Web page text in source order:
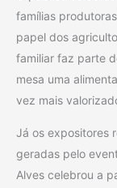
famílias
papel dos
familiar faz parte
mesa uma
vez mais
Já os expositores
geradas pelo
Alves celebrou a